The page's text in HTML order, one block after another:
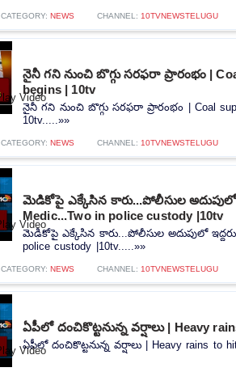
CATEGORY: NEWS CHANNEL: 10TVNEWSTELUGU
నైనీ గని నుంచి బొగ్గు సరఫరా ప్రారంభం |
begins | 10tv
నైనీ గని నుంచి బొగ్గు సరఫరా ప్రారంభం | Coal
10tv.....»»
CATEGORY: NEWS CHANNEL: 10TVNEWSTELUGU
మెడికోపై ఎక్కేసిన కారు...పోలీసుల అదుపులో
Medic...Two in police custody |10tv
మెడికోపై ఎక్కేసిన కారు...పోలీసుల అదుపులో ఇద్దరు
police custody |10tv.....»»
CATEGORY: NEWS CHANNEL: 10TVNEWSTELUGU
ఏపీలో దంచికొట్టనున్న వర్షాలు | Heavy
ఏపీలో దంచికొట్టనున్న వర్షాలు | Heavy rains to